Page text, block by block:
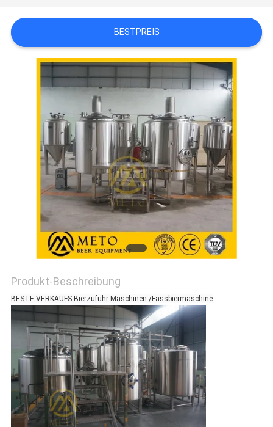
SIE EIN
ZITAT
SITEMAP
DATENSCHUTZERKLÄRUNG
BESTPREIS
Produkt-Beschreibung
BESTE VERKAUFS-Bierzufuhr-Maschinen-/Fassbiermaschine